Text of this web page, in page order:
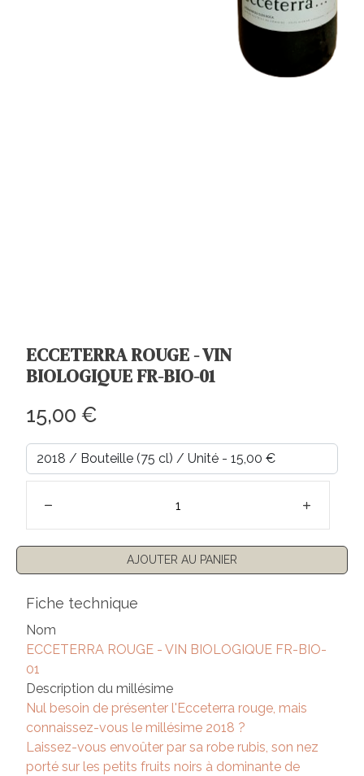
ECCETERRA ROUGE - VIN
BIOLOGIQUE FR-BIO-01
Prix régulier
15,00 €
AJOUTER AU PANIER
Fiche technique
Nom
ECCETERRA ROUGE - VIN BIOLOGIQUE FR-BIO-
01
Description du millésime
Nul besoin de présenter l'Ecceterra rouge, mais
connaissez-vous le millésime 2018 ?
Laissez-vous envoûter par sa robe rubis, son nez
porté sur les petits fruits noirs à dominante de